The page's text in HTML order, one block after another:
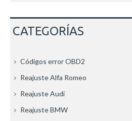
CATEGORÍAS
Códigos error OBD2
Reajuste Alfa Romeo
Reajuste Audi
Reajuste BMW